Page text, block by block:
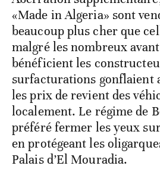
«Made in Algeria» sont
beaucoup plus cher que
malgré les nombreux
bénéficient les
surfacturations
les prix de revient des
localement. Le régime de
préféré fermer les yeux
en protégeant les
Palais d’El Mouradia.